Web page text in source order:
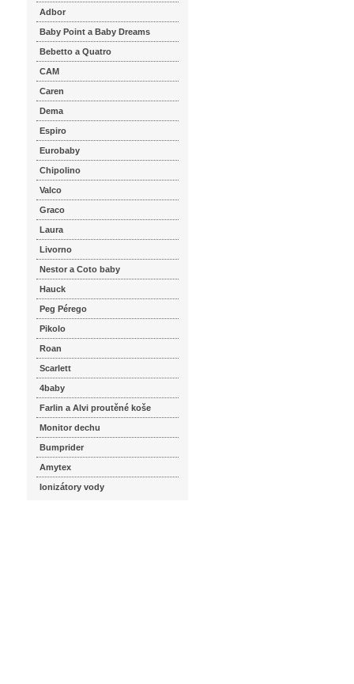
Adbor
Baby Point a Baby Dreams
Bebetto a Quatro
CAM
Caren
Dema
Espiro
Eurobaby
Chipolino
Valco
Graco
Laura
Livorno
Nestor a Coto baby
Hauck
Peg Pérego
Pikolo
Roan
Scarlett
4baby
Farlin a Alvi proutěné koše
Monitor dechu
Bumprider
Amytex
Ionizátory vody